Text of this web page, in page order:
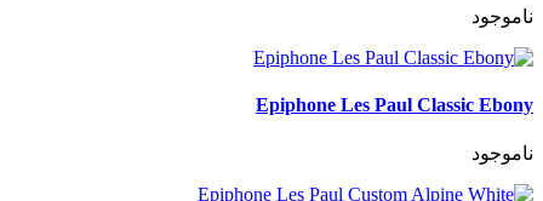
ناموجود
Epiphone Les Paul Classic Ebony
ناموجود